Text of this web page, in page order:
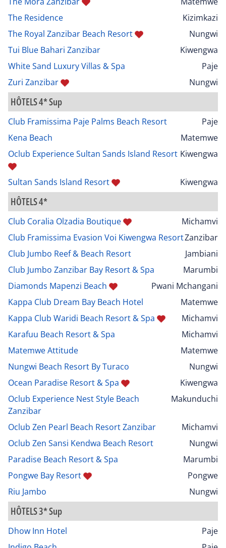
The Residence
Kizimkazi
The Royal Zanzibar Beach Resort
Nungwi
Tui Blue Bahari Zanzibar
Kiwengwa
White Sand Luxury Villas & Spa
Paje
Zuri Zanzibar
Nungwi
HÔTELS 4* Sup
Club Framissima Paje Palms Beach Resort
Paje
Kena Beach
Matemwe
Oclub Experience Sultan Sands Island Resort Kiwengwa
Sultan Sands Island Resort Kiwengwa
HÔTELS 4*
Club Coralia Olzadia Boutique
Michamvi
Club Framissima Evasion Voi Kiwengwa ResortZanzibar
Club Jumbo Reef & Beach Resort
Jambiani
Club Jumbo Zanzibar Bay Resort & Spa
Marumbi
Diamonds Mapenzi Beach
Pwani Mchangani
Kappa Club Dream Bay Beach Hotel
Matemwe
Kappa Club Waridi Beach Resort & Spa
Michamvi
Karafuu Beach Resort & Spa
Michamvi
Matemwe Attitude
Matemwe
Nungwi Beach Resort By Turaco
Nungwi
Ocean Paradise Resort & Spa
Kiwengwa
Oclub Experience Nest Style Beach
Zanzibar
Makunduchi
Oclub Zen Pearl Beach Resort Zanzibar
Michamvi
Oclub Zen Sansi Kendwa Beach Resort
Nungwi
Paradise Beach Resort & Spa
Marumbi
Pongwe Bay Resort
Pongwe
Riu Jambo
Nungwi
HÔTELS 3* Sup
Dhow Inn Hotel
Paje